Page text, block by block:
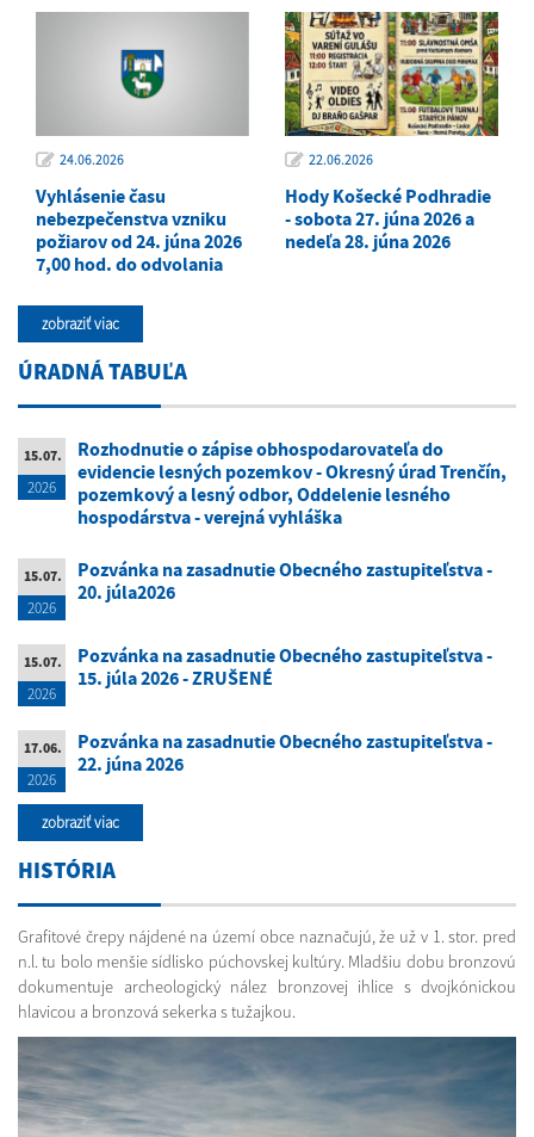
24.06.2026
Vyhlásenie času
nebezpečenstva vzniku
požiarov od 24. júna 2026
7,00 hod. do odvolania
22.06.2026
Hody Košecké Podhradie
- sobota 27. júna 2026 a
nedeľa 28. júna 2026
zobraziť viac
ÚRADNÁ TABUĽA
15.07.
2026
Rozhodnutie o zápise obhospodarovateľa do
evidencie lesných pozemkov - Okresný úrad Trenčín,
pozemkový a lesný odbor, Oddelenie lesného
hospodárstva - verejná vyhláška
15.07.
2026
Pozvánka na zasadnutie Obecného zastupiteľstva -
20. júla2026
15.07.
2026
Pozvánka na zasadnutie Obecného zastupiteľstva -
15. júla 2026 - ZRUŠENÉ
17.06.
2026
Pozvánka na zasadnutie Obecného zastupiteľstva -
22. júna 2026
zobraziť viac
HISTÓRIA
Grafitové črepy nájdené na území obce naznačujú, že už v 1. stor. pred
n.l. tu bolo menšie sídlisko púchovskej kultúry. Mladšiu dobu bronzovú
dokumentuje archeologický nález bronzovej ihlice s dvojkónickou
hlavicou a bronzová sekerka s tužajkou.